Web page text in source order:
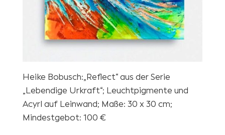
Heike Bobusch:„Reflect“ aus der Serie
„Lebendige Urkraft“; Leuchtpigmente und
Acyrl auf Leinwand; Maße: 30 x 30 cm;
Mindestgebot: 100 €